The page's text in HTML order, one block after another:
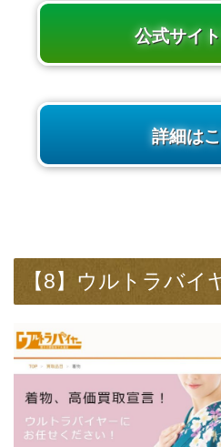
公式サイ
詳細は
【8】ウルトラバイ